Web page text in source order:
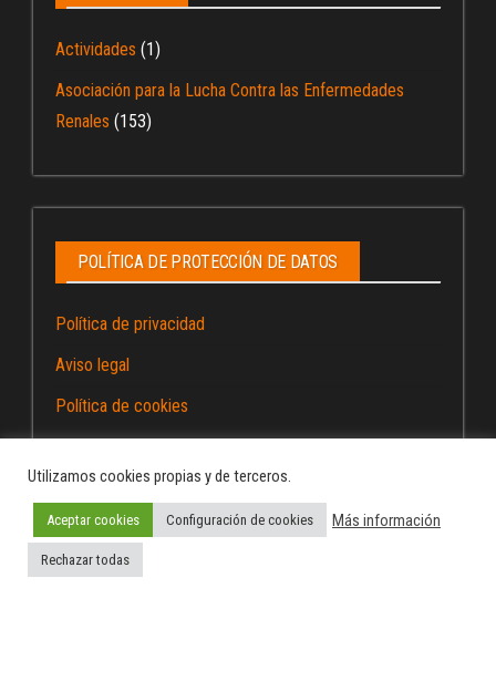
Actividades (1)
Asociación para la Lucha Contra las Enfermedades
Renales (153)
POLÍTICA DE PROTECCIÓN DE DATOS
Política de privacidad
Aviso legal
Política de cookies
Funciona gracias a
Utilizamos cookies propias y de terceros.
Aceptar cookies Configuración de cookies Más información
Rechazar todas